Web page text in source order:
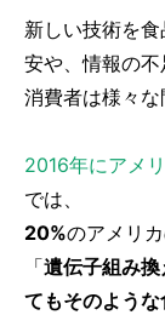
新しい技術を
安や、情報の不
消費者は様々な
2016年にアメ
では、
20%のアメリ
「遺伝子組み
てもそのよう